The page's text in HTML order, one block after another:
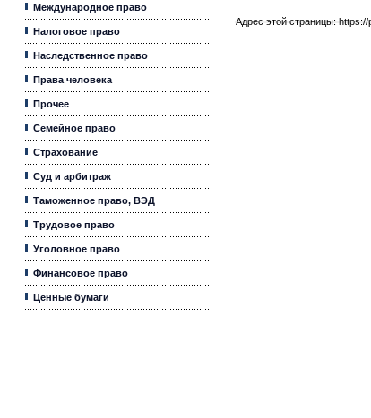
Международное право
Налоговое право
Наследственное право
Права человека
Прочее
Семейное право
Страхование
Суд и арбитраж
Таможенное право, ВЭД
Трудовое право
Уголовное право
Финансовое право
Ценные бумаги
Адрес этой страницы: https://